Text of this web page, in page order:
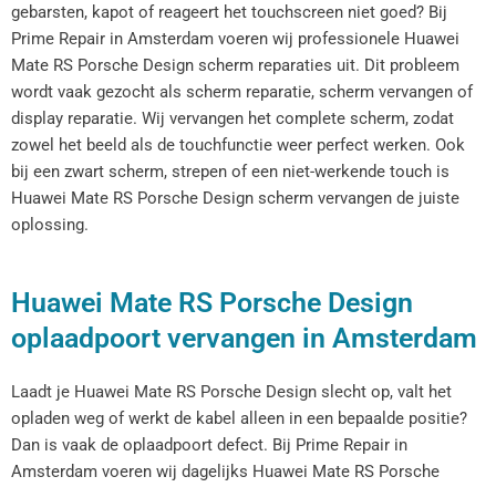
gebarsten, kapot of reageert het touchscreen niet goed? Bij
Prime Repair in Amsterdam voeren wij professionele Huawei
Mate RS Porsche Design scherm reparaties uit. Dit probleem
wordt vaak gezocht als scherm reparatie, scherm vervangen of
display reparatie. Wij vervangen het complete scherm, zodat
zowel het beeld als de touchfunctie weer perfect werken. Ook
bij een zwart scherm, strepen of een niet-werkende touch is
Huawei Mate RS Porsche Design scherm vervangen de juiste
oplossing.
Huawei Mate RS Porsche Design
oplaadpoort vervangen in Amsterdam
Laadt je Huawei Mate RS Porsche Design slecht op, valt het
opladen weg of werkt de kabel alleen in een bepaalde positie?
Dan is vaak de oplaadpoort defect. Bij Prime Repair in
Amsterdam voeren wij dagelijks Huawei Mate RS Porsche